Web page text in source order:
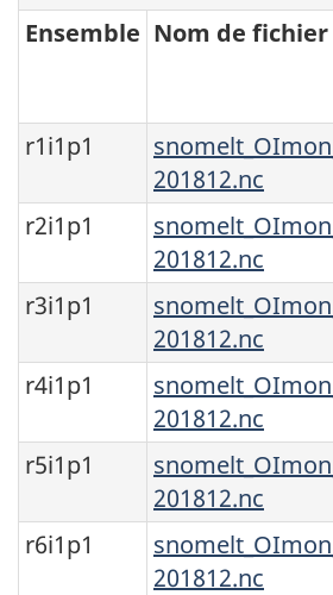
Ensemble Nom de fichier
r1i1p1
201812.nc
r2i1p1
201812.nc
r3i1p1
201812.nc
r4i1p1
201812.nc
r5i1p1
201812.nc
r6i1p1
201812.nc